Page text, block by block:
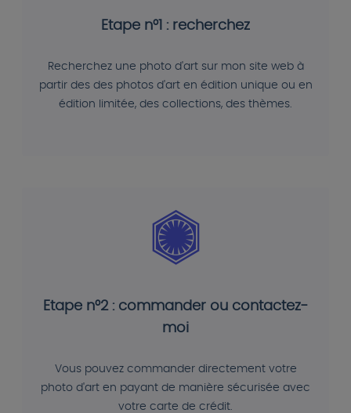
Etape n°1 : recherchez
Recherchez une photo d'art sur mon site web à
partir des des photos d'art en édition unique ou en
édition limitée, des collections, des thèmes.
Etape n°2 : commander ou contactez-
moi
Vous pouvez commander directement votre
photo d'art en payant de manière sécurisée avec
votre carte de crédit.